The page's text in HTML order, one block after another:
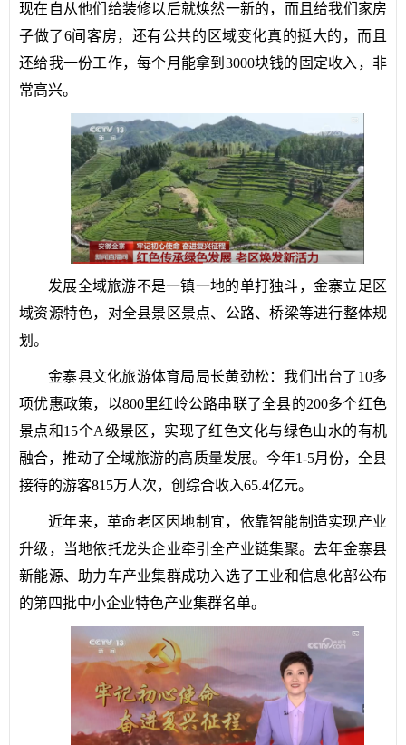
现在自从他们给装修以后就焕然一新的，而且给我们家房
子做了6间客房，还有公共的区域变化真的挺大的，而且
还给我一份工作，每个月能拿到3000块钱的固定收入，非
常高兴。
发展全域旅游不是一镇一地的单打独斗，金寨立足区
域资源特色，对全县景区景点、公路、桥梁等进行整体规
划。
金寨县文化旅游体育局局长黄劲松：我们出台了10多
项优惠政策，以800里红岭公路串联了全县的200多个红色
景点和15个A级景区，实现了红色文化与绿色山水的有机
融合，推动了全域旅游的高质量发展。今年1-5月份，全县
接待的游客815万人次，创综合收入65.4亿元。
近年来，革命老区因地制宜，依靠智能制造实现产业
升级，当地依托龙头企业牵引全产业链集聚。去年金寨县
新能源、助力车产业集群成功入选了工业和信息化部公布
的第四批中小企业特色产业集群名单。